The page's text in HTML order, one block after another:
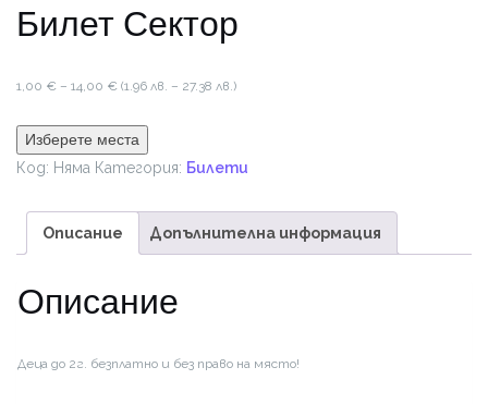
Билет Сектор
1,00 € – 14,00 € Price
1,00 €
through
(1.96 лв. – 27.38 лв.)
Изберете места
Код: Няма Категория: Билети
Описание Допълнителна информация
Описание
Деца до 2г. безплатно и без право на място!